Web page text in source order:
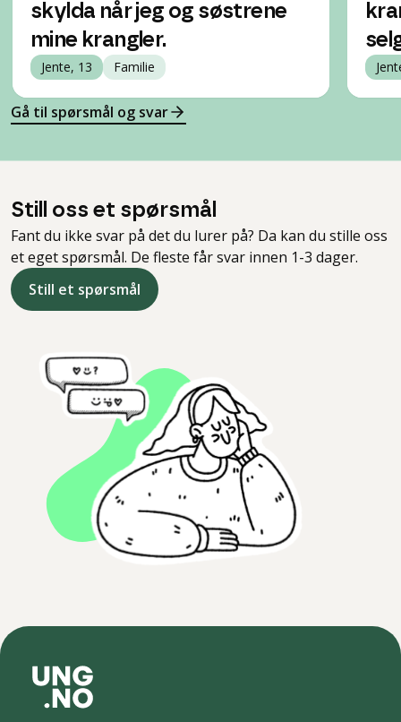
skylda når jeg og søstrene
mine krangler.
Jente, 13 Familie
Gå til spørsmål og svar
Still oss et spørsmål
Fant du ikke svar på det du lurer på? Da kan du stille oss
et eget spørsmål. De fleste får svar innen 1-3 dager.
Still et spørsmål